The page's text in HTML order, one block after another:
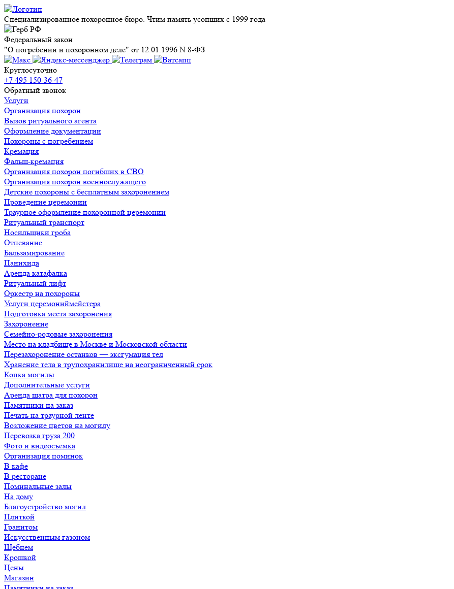
Специализированное похоронное бюро. Чтим память усопших с 1999 года
Федеральный закон
"О погребении и похоронном деле" от 12.01.1996 N 8-ФЗ
Круглосуточно
+7 495 150-36-47
Обратный звонок
Услуги
Организация похорон
Вызов ритуального агента
Оформление документации
Похороны с погребением
Кремация
Фальш-кремация
Организация похорон погибших в СВО
Организация похорон военнослужащего
Детские похороны с бесплатным захоронением
Проведение церемонии
Траурное оформление похоронной церемонии
Ритуальный транспорт
Носильщики гроба
Отпевание
Бальзамирование
Панихида
Аренда катафалка
Ритуальный лифт
Оркестр на похороны
Услуги церемониймейстера
Подготовка места захоронения
Захоронение
Семейно-родовые захоронения
Место на кладбище в Москве и Московской области
Перезахоронение останков — эксгумация тел
Хранение тела в трупохранилище на неограниченный срок
Копка могилы
Дополнительные услуги
Аренда шатра для похорон
Памятники на заказ
Печать на траурной ленте
Возложение цветов на могилу
Перевозка груза 200
Фото и видеосъемка
Организация поминок
В кафе
В ресторане
Поминальные залы
На дому
Благоустройство могил
Плиткой
Гранитом
Искусственным газоном
Щебнем
Крошкой
Цены
Магазин